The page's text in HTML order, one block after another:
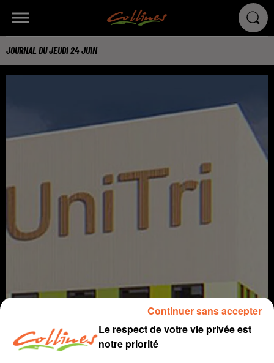
JOURNAL DU JEUDI 24 JUIN
Le respect de votre vie privée est
notre priorité
Continuer sans accepter